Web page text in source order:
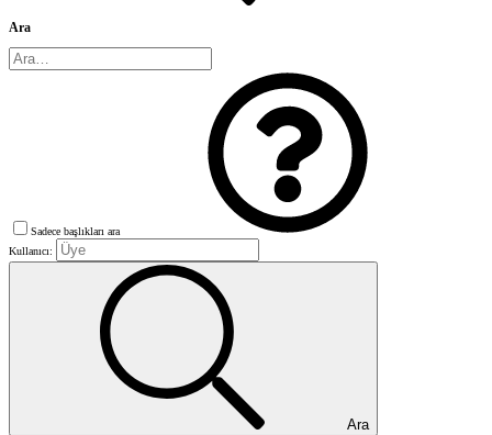
Ara
Sadece başlıkları ara
Kullanıcı:
Ara